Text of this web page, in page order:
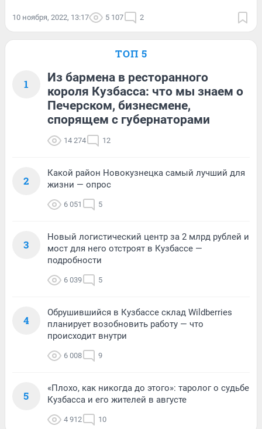
10 ноября, 2022, 13:17 5 107 2
ТОП 5
1
Из бармена в ресторанного
короля Кузбасса: что мы знаем о
Печерском, бизнесмене,
спорящем с губернаторами
14 274 12
2
Какой район Новокузнецка самый лучший для
жизни — опрос
6 051 5
3
Новый логистический центр за 2 млрд рублей и
мост для него отстроят в Кузбассе —
подробности
6 039 5
4
Обрушившийся в Кузбассе склад Wildberries
планирует возобновить работу — что
происходит внутри
6 008 9
5
«Плохо, как никогда до этого»: таролог о судьбе
Кузбасса и его жителей в августе
4 912 10